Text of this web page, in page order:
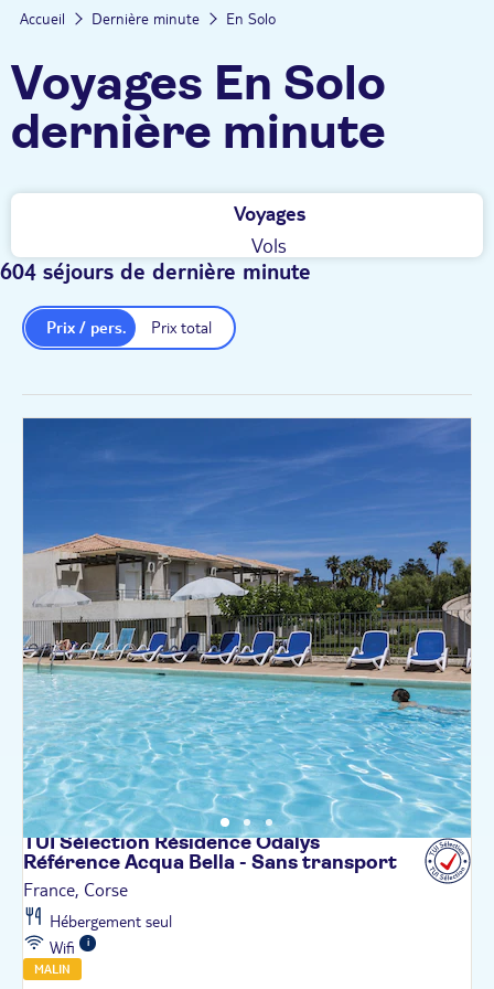
Accueil Dernière minute En Solo
Voyages En Solo
dernière minute
Voyages
Vols
604 séjours de dernière minute
Prix total
Prix / pers.
TUI Sélection Résidence Odalys
Référence Acqua Bella - Sans transport
France, Corse
Hébergement seul
Wifi
MALIN